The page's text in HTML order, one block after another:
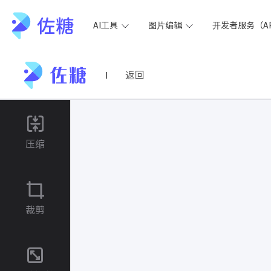
AI工具 图片编辑 开发者服务（
返回
压缩
裁剪